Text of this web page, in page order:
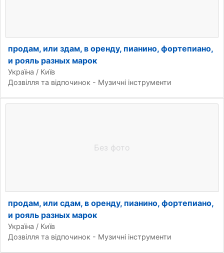
продам, или здам, в оренду, пианино, фортепиано,
и рояль разных марок
Україна / Київ
Дозвілля та відпочинок - Музичні інструменти
Без фото
продам, или cдам, в оренду, пианино, фортепиано,
и рояль разных марок
Україна / Київ
Дозвілля та відпочинок - Музичні інструменти